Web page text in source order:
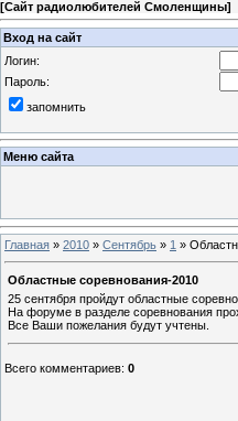
[Сайт радиолюбителей Смоленщины]
Вход на сайт
Логин:
Пароль:
запомнить
Меню сайта
Главная » 2010 » Сентябрь » 1 »
Областные соревнования-2010
25 сентября пройдут областные
На форуме в разделе соревнования
Все Ваши пожелания будут учтены.
Всего комментариев: 0